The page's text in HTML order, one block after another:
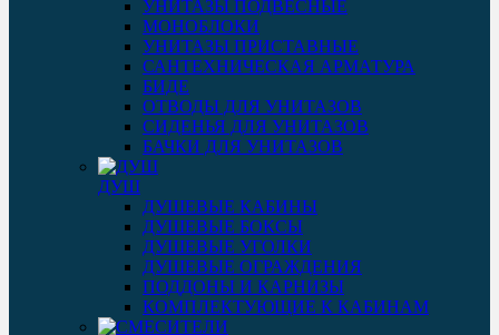
УНИТАЗЫ ПОДВЕСНЫЕ
МОНОБЛОКИ
УНИТАЗЫ ПРИСТАВНЫЕ
САНТЕХНИЧЕСКАЯ АРМАТУРА
БИДЕ
ОТВОДЫ ДЛЯ УНИТАЗОВ
СИДЕНЬЯ ДЛЯ УНИТАЗОВ
БАЧКИ ДЛЯ УНИТАЗОВ
ДУШ
ДУШЕВЫЕ КАБИНЫ
ДУШЕВЫЕ БОКСЫ
ДУШЕВЫЕ УГОЛКИ
ДУШЕВЫЕ ОГРАЖДЕНИЯ
ПОДДОНЫ И КАРНИЗЫ
КОМПЛЕКТУЮЩИЕ К КАБИНАМ